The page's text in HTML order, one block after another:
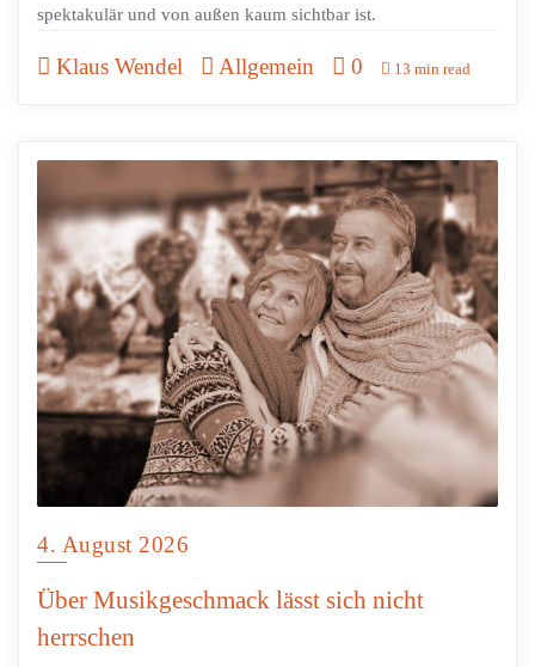
spektakulär und von außen kaum sichtbar ist.
Klaus Wendel Allgemein 0 13 min read
4. August 2026
Über Musikgeschmack lässt sich nicht
herrschen